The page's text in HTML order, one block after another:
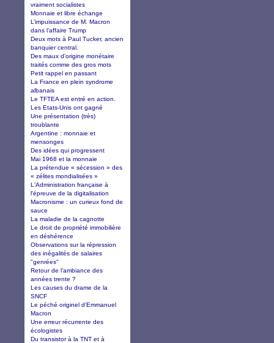
vraiment socialistes
Monnaie et libre échange
L’impuissance de M. Macron
dans l’affaire Trump
Deux mots à Paul Tucker, ancien
banquier central.
Des maux d’origine monétaire
traités comme des gros mots
Petit rappel en passant
La France en plein syndrome
albanais
Le TFTEA est entré en action.
Les Etats-Unis ont gagné
Une présentation (très)
troublante
Argentine : monnaie et
mensonges
Des idées qui progressent
Mai 1968 et la monnaie
La prétendue « sécession » des
« zélites mondialisées »
L'Administration française à
l'épreuve de la digitalisation
Macronisme : un curieux fond de
sauce
La maladie de la cagnotte
Le droit de propriété immobilière
en déshérence
Observations sur la répression
des inégalités de salaires
"genrées"
Retour de l’ambiance des
années trente ?
Les causes du drame de la
SNCF
Le péché originel d’Emmanuel
Macron
Une erreur récurrente des
écologistes
Du transistor à la TNT et à